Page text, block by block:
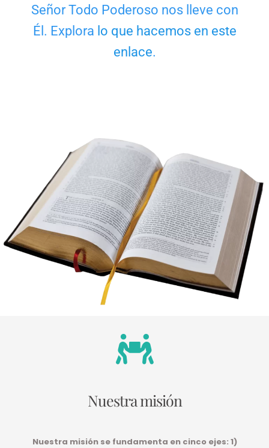
Señor Todo Poderoso nos lleve con
Él. Explora lo que hacemos en este
enlace.
Nuestra misión
Nuestra misión se fundamenta en cinco ejes: 1)